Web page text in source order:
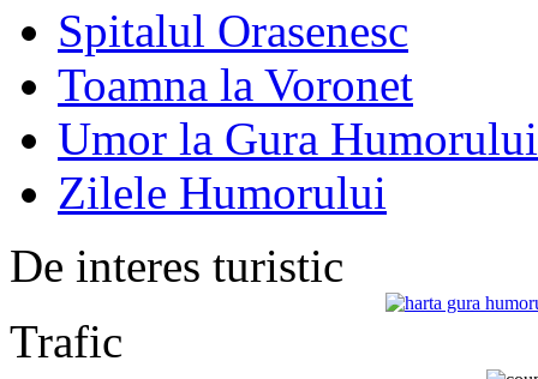
Spitalul Orasenesc
Toamna la Voronet
Umor la Gura Humorului
Zilele Humorului
De interes turistic
Trafic